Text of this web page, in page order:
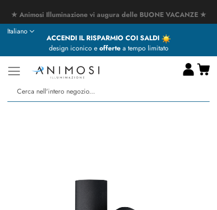
★ Animosi Illuminazione vi augura delle BUONE VACANZE ★
ACCENDI IL RISPARMIO COI SALDI
design iconico e offertea tempo limitato
Lingua
Italiano